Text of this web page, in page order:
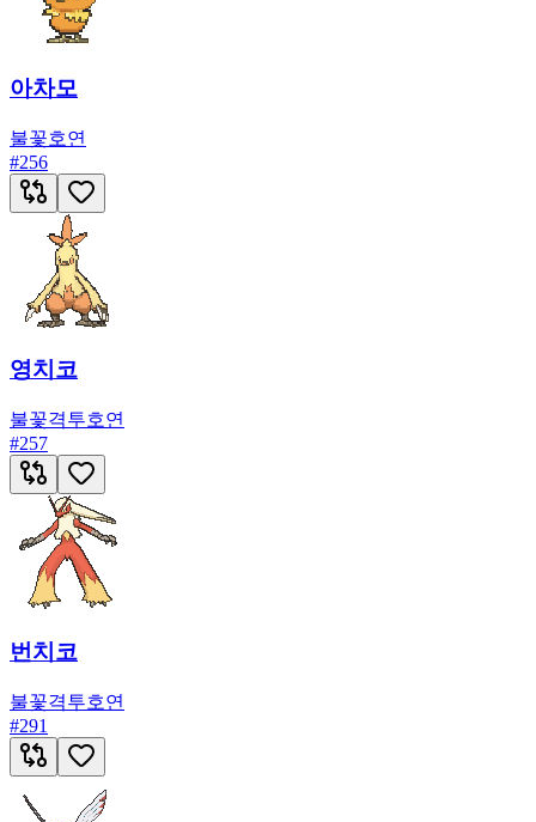
아차모
불꽃호연
#256
영치코
불꽃격투호연
#257
번치코
불꽃격투호연
#291